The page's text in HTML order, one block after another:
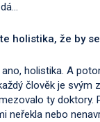
holistika, že by
ano, holistika. A
člověk je svým
ty doktory.
neřekla nebo